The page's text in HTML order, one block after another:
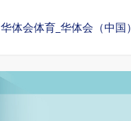
华体会体育_华体会（中国）